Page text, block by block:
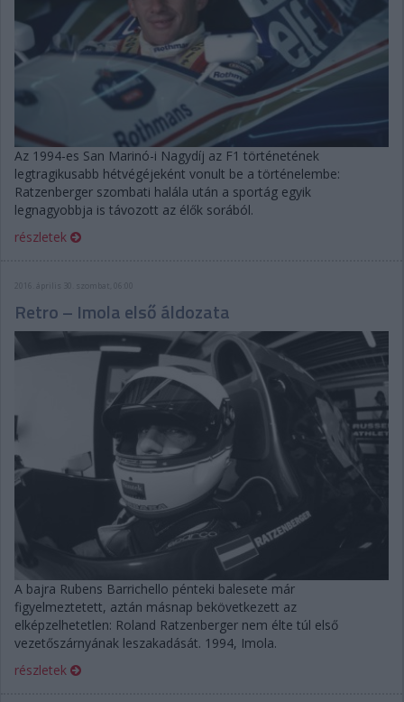
Az 1994-es San Marinó-i Nagydíj az F1 történetének
legtragikusabb hétvégéjeként vonult be a történelembe:
Ratzenberger szombati halála után a sportág egyik
legnagyobbja is távozott az élők sorából.
részletek
2016. április 30. szombat, 06:00
Retro – Imola első áldozata
A bajra Rubens Barrichello pénteki balesete már
figyelmeztetett, aztán másnap bekövetkezett az
elképzelhetetlen: Roland Ratzenberger nem élte túl első
vezetőszárnyának leszakadását. 1994, Imola.
részletek